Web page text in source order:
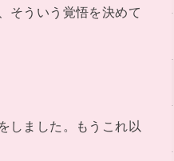
そういう覚悟を決めて
しました。もうこれ以